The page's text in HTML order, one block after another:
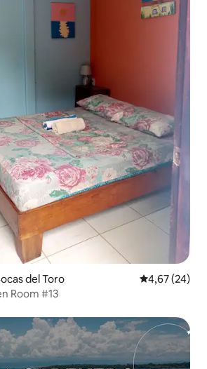
del Toro 4,67 de uma
4,67 (24)
Room #13